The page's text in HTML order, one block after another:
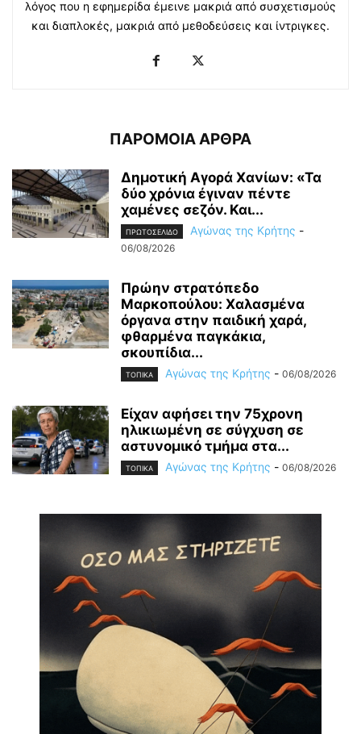
λόγος που η εφημερίδα έμεινε μακριά από συσχετισμούς
και διαπλοκές, μακριά από μεθοδεύσεις και ίντριγκες.
ΠΑΡΟΜΟΙΑ ΑΡΘΡΑ
Δημοτική Αγορά Χανίων: «Τα
δύο χρόνια έγιναν πέντε
χαμένες σεζόν. Και...
ΠΡΩΤΟΣΕΛΙΔΟ Αγώνας της Κρήτης -
06/08/2026
Πρώην στρατόπεδο
Μαρκοπούλου: Χαλασμένα
όργανα στην παιδική χαρά,
φθαρμένα παγκάκια,
σκουπίδια...
ΤΟΠΙΚΑ Αγώνας της Κρήτης - 06/08/2026
Είχαν αφήσει την 75χρονη
ηλικιωμένη σε σύγχυση σε
αστυνομικό τμήμα στα...
ΤΟΠΙΚΑ Αγώνας της Κρήτης - 06/08/2026